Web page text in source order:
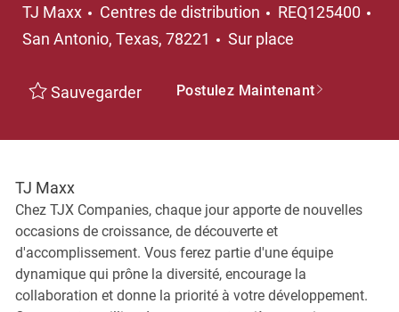
TJ Maxx Catégorie
Centres de distribution
REQ125400
Emplacement
San Antonio, Texas, 78221 Sur place
Sauvegarder Postulez Maintenant
TJ Maxx
Chez TJX Companies, chaque jour apporte de nouvelles
occasions de croissance, de découverte et
d'accomplissement. Vous ferez partie d'une équipe
dynamique qui prône la diversité, encourage la
collaboration et donne la priorité à votre développement.